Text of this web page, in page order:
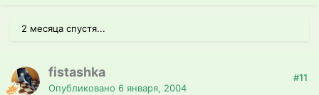
2 месяца спустя...
fistashka
Опубликовано 6 января, 2004
#11